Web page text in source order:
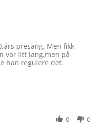
presang. Men fikk
var litt lang,men på
han regulere det.
0 0